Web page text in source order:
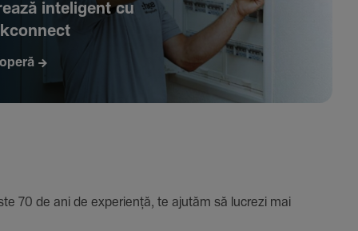
inte­li­gent cu
de ani de expe­riență, te ajutăm să lucrezi mai